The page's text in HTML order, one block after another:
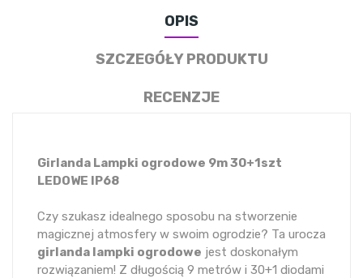
OPIS
SZCZEGÓŁY PRODUKTU
RECENZJE
Girlanda Lampki ogrodowe 9m 30+1szt
LEDOWE IP68
Czy szukasz idealnego sposobu na stworzenie
magicznej atmosfery w swoim ogrodzie? Ta urocza
girlanda lampki ogrodowe jest doskonałym
rozwiązaniem! Z długością 9 metrów i 30+1 diodami